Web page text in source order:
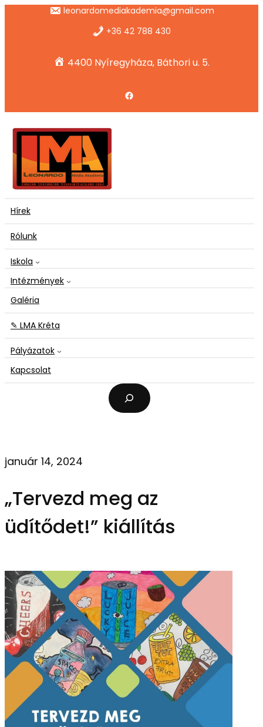
leonardomediakademia@gmail.com
+36 42 788 430
4400 Nyíregyháza, Báthori u. 5.
Facebook
Hírek
Rólunk
Iskola
Intézmények
Galéria
✎ LMA Kréta
Pályázatok
Kapcsolat
e
r
január 14, 2024
„Tervezd meg az
üdítődet!” kiállítás